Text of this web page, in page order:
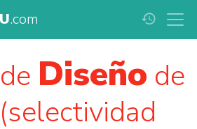
.com history
Diseño de